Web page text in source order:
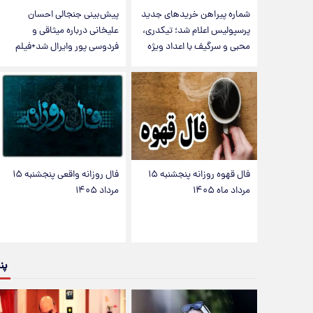
شماره پیراهن خریدهای جدید
پرسپولیس اعلام شد؛ تیکدری،
محبی و سرگیف با اعداد ویژه
پیش‌بینی جنجالی احسان
علیخانی درباره میثاقی و
فردوسی پور وایرال شد+فیلم
فال قهوه روزانه پنجشنبه ۱۵
مرداد ماه ۱۴۰۵
فال روزانه واقعی پنجشنبه ۱۵
مرداد ۱۴۰۵